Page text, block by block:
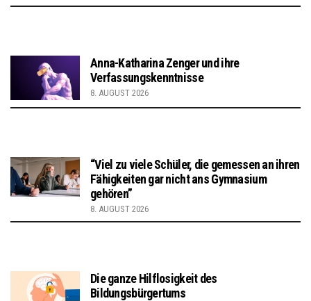
Anna-Katharina Zenger und ihre
Verfassungskenntnisse
8. AUGUST 2026
“Viel zu viele Schüler, die gemessen an ihren
Fähigkeiten gar nicht ans Gymnasium
gehören”
8. AUGUST 2026
Die ganze Hilflosigkeit des
Bildungsbürgertums